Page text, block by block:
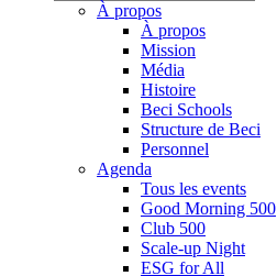
À propos
À propos
Mission
Média
Histoire
Beci Schools
Structure de Beci
Personnel
Agenda
Tous les events
Good Morning 500
Club 500
Scale-up Night
ESG for All